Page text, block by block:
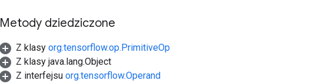
Metody dziedziczone
Z klasy org.tensorflow.op.PrimitiveOp
Z klasy java.lang.Object
Z interfejsu org.tensorflow.Operand